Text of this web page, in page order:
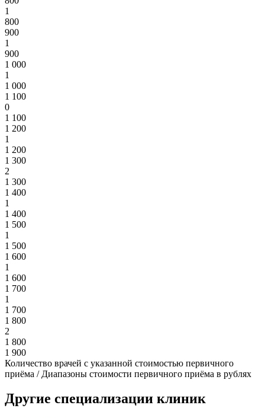
1
800
900
1
900
1 000
1
1 000
1 100
0
1 100
1 200
1
1 200
1 300
2
1 300
1 400
1
1 400
1 500
1
1 500
1 600
1
1 600
1 700
1
1 700
1 800
2
1 800
1 900
Количество врачей с указанной стоимостью первичного
приёма / Диапазоны стоимости первичного приёма в рублях
Другие специализации клиник